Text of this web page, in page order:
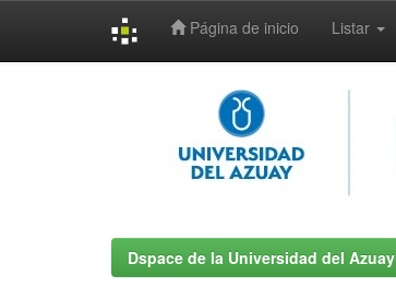
Página de inicio Listar
Dspace de la Universidad del Azuay